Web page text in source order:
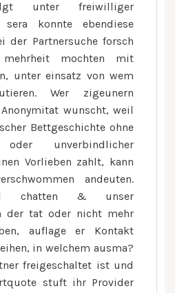
unter freiwilliger
sera konnte ebendiese
der Partnersuche forsch
mehrheit mochten mit
unter einsatz von wem
Wer zigeunern
wunscht, weil
Bettgeschichte ohne
oder unverbindlicher
Vorlieben zahlt, kann
andeuten.
chatten & unser
der tat oder nicht mehr
auflage er Kontakt
in welchem ausma?
freigeschaltet ist und
stuft ihr Provider